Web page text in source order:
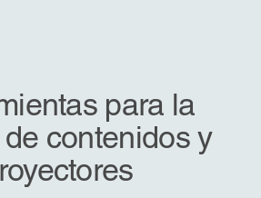
para la
contenidos y